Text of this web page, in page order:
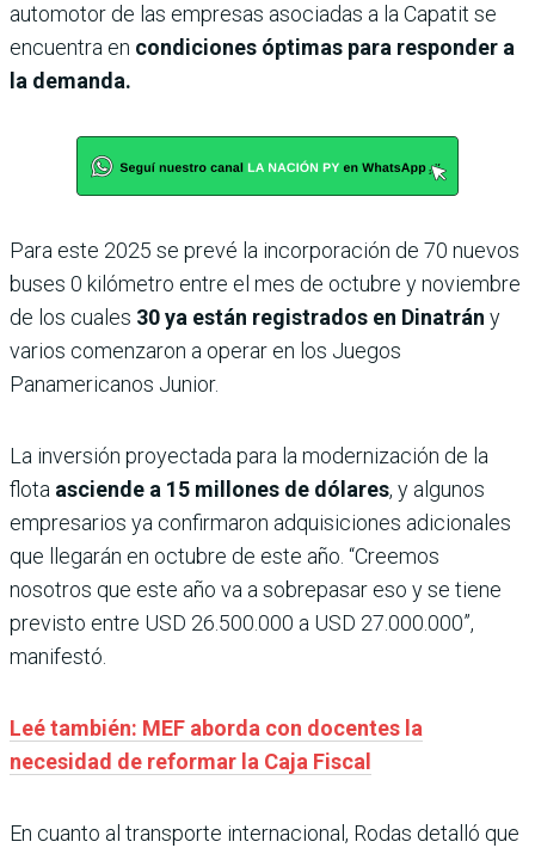
automotor de las empresas asociadas a la Capatit se
encuentra en condiciones óptimas para responder a
la demanda.
Para este 2025 se prevé la incorporación de 70 nuevos
buses 0 kilómetro entre el mes de octubre y noviembre
de los cuales 30 ya están registrados en Dinatrán y
varios comenzaron a operar en los Juegos
Panamericanos Junior.
La inversión proyectada para la modernización de la
flota asciende a 15 millones de dólares, y algunos
empresarios ya confirmaron adquisiciones adicionales
que llegarán en octubre de este año. “Creemos
nosotros que este año va a sobrepasar eso y se tiene
previsto entre USD 26.500.000 a USD 27.000.000”,
manifestó.
Leé también: MEF aborda con docentes la
necesidad de reformar la Caja Fiscal
En cuanto al transporte internacional, Rodas detalló que